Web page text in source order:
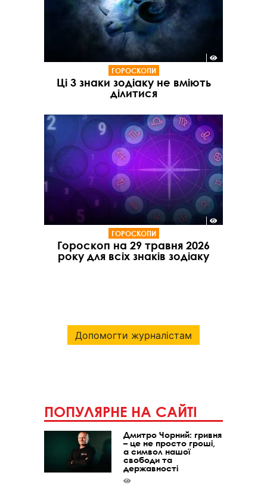
ГОРОСКОПИ
Ці 3 знаки зодіаку не вміють
ділитися
ГОРОСКОПИ
Гороскоп на 29 травня 2026
року для всіх знаків зодіаку
Допомогти журналістам
ПОПУЛЯРНЕ НА САЙТІ
Дмитро Чорний: гривня
– це не просто гроші,
а символ нашої
свободи та
державності